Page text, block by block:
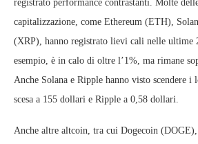
registrato performance contrastanti. Molte
capitalizzazione, come Ethereum (ETH),
(XRP), hanno registrato lievi cali nelle ultime
esempio, è in calo di oltre l’1%, ma rimane
Anche Solana e Ripple hanno visto scendere i
scesa a 155 dollari e Ripple a 0,58 dollari.
Anche altre altcoin, tra cui Dogecoin